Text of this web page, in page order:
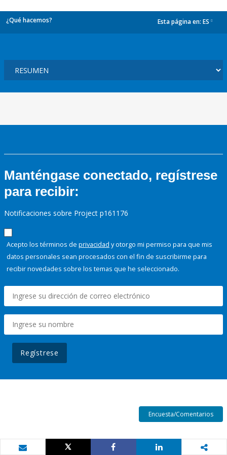
¿Qué hacemos? Esta página en: ES
Manténgase conectado, regístrese
para recibir:
Notificaciones sobre Project p161176
Acepto los términos de privacidad y otorgo mi permiso para que mis
datos personales sean procesados con el fin de suscribirme para
recibir novedades sobre los temas que he seleccionado.
Regístrese
Encuesta/Comentarios